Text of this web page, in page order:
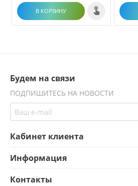
В КОРЗИНУ
Будем на связи
ПОДПИШИТЕСЬ НА НОВОСТИ
Кабинет клиента
Информация
Контакты